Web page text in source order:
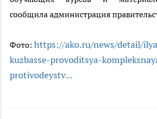
сообщила администрация
Фото: https://ako.ru/news/detail/
kuzbasse-provoditsya-
protivodeystv...